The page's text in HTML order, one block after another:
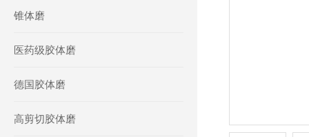
锥体磨
医药级胶体磨
德国胶体磨
高剪切胶体磨